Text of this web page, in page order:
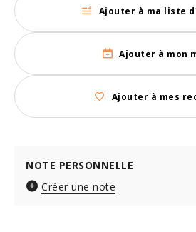
Ajouter à ma liste
Ajouter à mon
Ajouter à mes
NOTE PERSONNELLE
Créer une note